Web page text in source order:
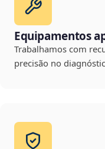
Equipamentos
Trabalhamos com
precisão no